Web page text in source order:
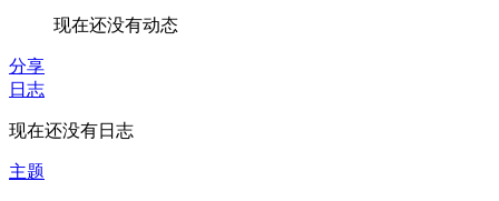
现在还没有动态
分享
日志
现在还没有日志
主题